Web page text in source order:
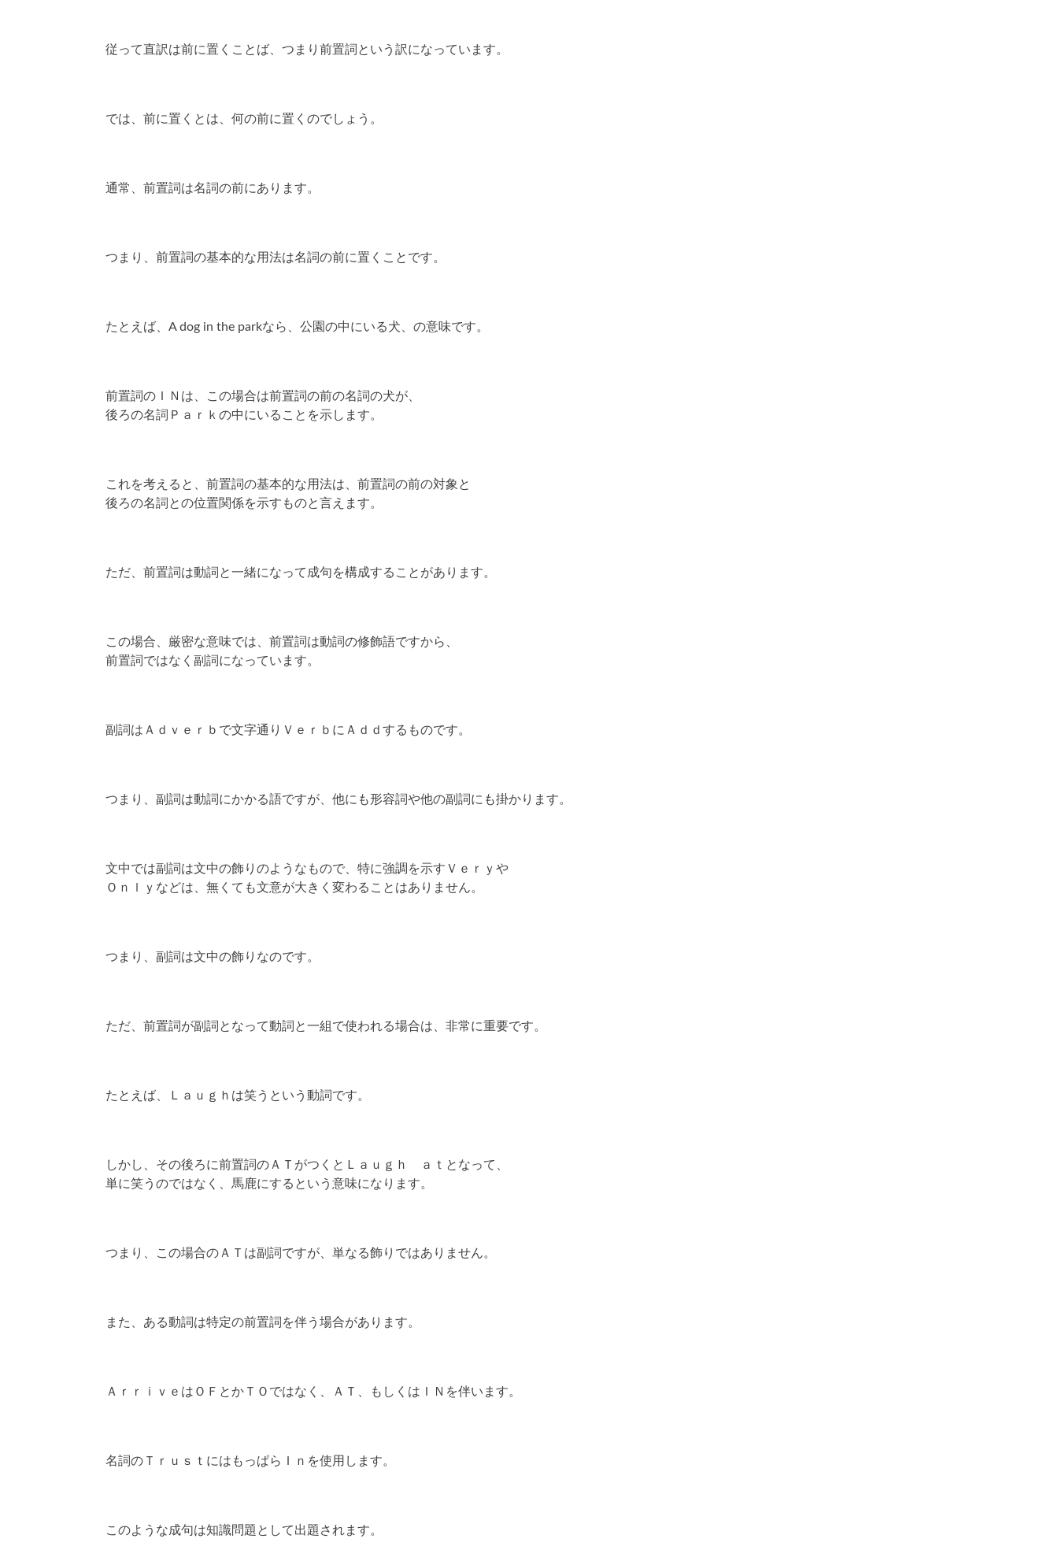
従って直訳は前に置くことば、つまり前置詞という訳になっています。
では、前に置くとは、何の前に置くのでしょう。
通常、前置詞は名詞の前にあります。
つまり、前置詞の基本的な用法は名詞の前に置くことです。
たとえば、A dog in the parkなら、公園の中にいる犬、の意味です。
前置詞のＩＮは、この場合は前置詞の前の名詞の犬が、
後ろの名詞Ｐａｒｋの中にいることを示します。
これを考えると、前置詞の基本的な用法は、前置詞の前の対象と
後ろの名詞との位置関係を示すものと言えます。
ただ、前置詞は動詞と一緒になって成句を構成することがあります。
この場合、厳密な意味では、前置詞は動詞の修飾語ですから、
前置詞ではなく副詞になっています。
副詞はＡｄｖｅｒｂで文字通りＶｅｒｂにＡｄｄするものです。
つまり、副詞は動詞にかかる語ですが、他にも形容詞や他の副詞にも掛かります。
文中では副詞は文中の飾りのようなもので、特に強調を示すＶｅｒｙや
Ｏｎｌｙなどは、無くても文意が大きく変わることはありません。
つまり、副詞は文中の飾りなのです。
ただ、前置詞が副詞となって動詞と一組で使われる場合は、非常に重要です。
たとえば、Ｌａｕｇｈは笑うという動詞です。
しかし、その後ろに前置詞のＡＴがつくとＬａｕｇｈ ａｔとなって、
単に笑うのではなく、馬鹿にするという意味になります。
つまり、この場合のＡＴは副詞ですが、単なる飾りではありません。
また、ある動詞は特定の前置詞を伴う場合があります。
ＡｒｒｉｖｅはＯＦとかＴＯではなく、ＡＴ、もしくはＩＮを伴います。
名詞のＴｒｕｓｔにはもっぱらＩｎを使用します。
このような成句は知識問題として出題されます。